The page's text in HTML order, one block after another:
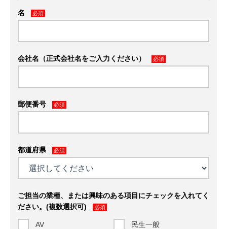
名 必須
会社名（正式会社名をご入力ください） 必須
郵便番号 必須
都道府県 必須
ご担当の業種、または興味のある項目にチェックを入れてく
ださい。(複数選択可)
必須
AV 民生一般